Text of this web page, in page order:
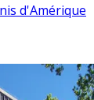
d'Amérique